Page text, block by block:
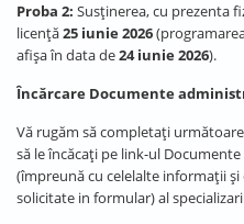
Proba 2: Susținerea, cu prezenta
licență25 iunie 2026
afișa în data de24 iunie 2026).
Încărcare Documente
Vă rugăm să completați
să le încăcați pe link-ul
(împreună cu celelalte informații
solicitate in formular) al